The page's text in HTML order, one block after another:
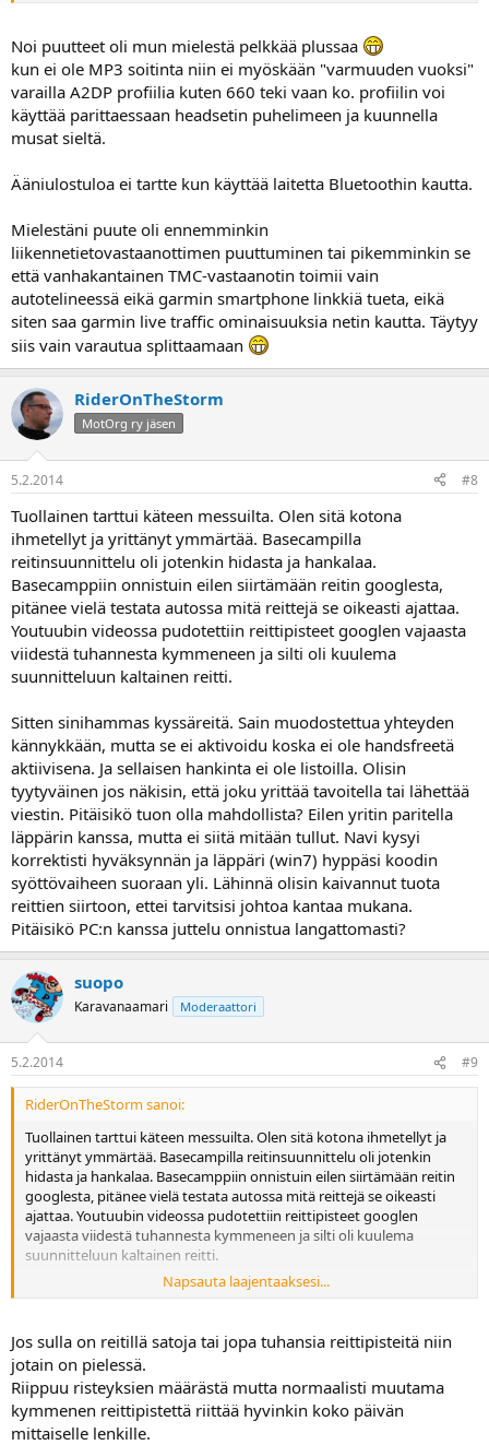
Noi puutteet oli mun mielestä pelkkää plussaa
kun ei ole MP3 soitinta niin ei myöskään "varmuuden vuoksi"
varailla A2DP profiilia kuten 660 teki vaan ko. profiilin voi
käyttää parittaessaan headsetin puhelimeen ja kuunnella
musat sieltä.
Ääniulostuloa ei tartte kun käyttää laitetta Bluetoothin kautta.
Mielestäni puute oli ennemminkin
liikennetietovastaanottimen puuttuminen tai pikemminkin se
että vanhakantainen TMC-vastaanotin toimii vain
autotelineessä eikä garmin smartphone linkkiä tueta, eikä
siten saa garmin live traffic ominaisuuksia netin kautta. Täytyy
siis vain varautua splittaamaan
RiderOnTheStorm
MotOrg ry jäsen
5.2.2014 #8
Tuollainen tarttui käteen messuilta. Olen sitä kotona
ihmetellyt ja yrittänyt ymmärtää. Basecampilla
reitinsuunnittelu oli jotenkin hidasta ja hankalaa.
Basecamppiin onnistuin eilen siirtämään reitin googlesta,
pitänee vielä testata autossa mitä reittejä se oikeasti ajattaa.
Youtuubin videossa pudotettiin reittipisteet googlen vajaasta
viidestä tuhannesta kymmeneen ja silti oli kuulema
suunnitteluun kaltainen reitti.
Sitten sinihammas kyssäreitä. Sain muodostettua yhteyden
kännykkään, mutta se ei aktivoidu koska ei ole handsfreetä
aktiivisena. Ja sellaisen hankinta ei ole listoilla. Olisin
tyytyväinen jos näkisin, että joku yrittää tavoitella tai lähettää
viestin. Pitäisikö tuon olla mahdollista? Eilen yritin paritella
läppärin kanssa, mutta ei siitä mitään tullut. Navi kysyi
korrektisti hyväksynnän ja läppäri (win7) hyppäsi koodin
syöttövaiheen suoraan yli. Lähinnä olisin kaivannut tuota
reittien siirtoon, ettei tarvitsisi johtoa kantaa mukana.
Pitäisikö PC:n kanssa juttelu onnistua langattomasti?
suopo
Karavanaamari Moderaattori
5.2.2014 #9
RiderOnTheStorm sanoi:
Tuollainen tarttui käteen messuilta. Olen sitä kotona ihmetellyt ja
yrittänyt ymmärtää. Basecampilla reitinsuunnittelu oli jotenkin
hidasta ja hankalaa. Basecamppiin onnistuin eilen siirtämään reitin
googlesta, pitänee vielä testata autossa mitä reittejä se oikeasti
ajattaa. Youtuubin videossa pudotettiin reittipisteet googlen
vajaasta viidestä tuhannesta kymmeneen ja silti oli kuulema
suunnitteluun kaltainen reitti.
Sitten sinihammas kyssäreitä. Sain muodostettua yhteyden
aktiivisena. Ja sellaisen hankinta ei ole listoilla. Olisin tyytyväinen jos
näkisin, että joku yrittää tavoitella tai lähettää viestin. Pitäisikö tuon
olla mahdollista? Eilen yritin paritella läppärin kanssa, mutta ei siitä
mitään tullut. Navi kysyi korrektisti hyväksynnän ja läppäri (win7)
hyppäsi koodin syöttövaiheen suoraan yli. Lähinnä olisin kaivannut
tuota reittien siirtoon, ettei tarvitsisi johtoa kantaa mukana.
Napsauta laajentaaksesi...
Jos sulla on reitillä satoja tai jopa tuhansia reittipisteitä niin
jotain on pielessä.
Riippuu risteyksien määrästä mutta normaalisti muutama
kymmenen reittipistettä riittää hyvinkin koko päivän
mittaiselle lenkille.